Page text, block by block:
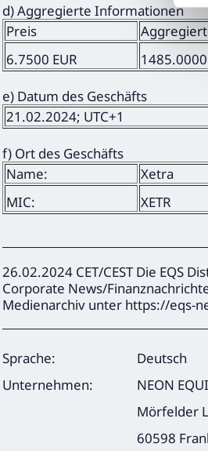
d) Aggregierte Informationen
Preis
6.7500 EUR
1485.0000
e) Datum des Geschäfts
21.02.2024; UTC+1
f) Ort des Geschäfts
Name:
Xetra
MIC:
XETR
26.02.2024 CET/CEST Die EQS
Corporate News/
Medienarchiv unter https://eqs-
Sprache:
Deutsch
Unternehmen:
NEON
Mörfelder
60598